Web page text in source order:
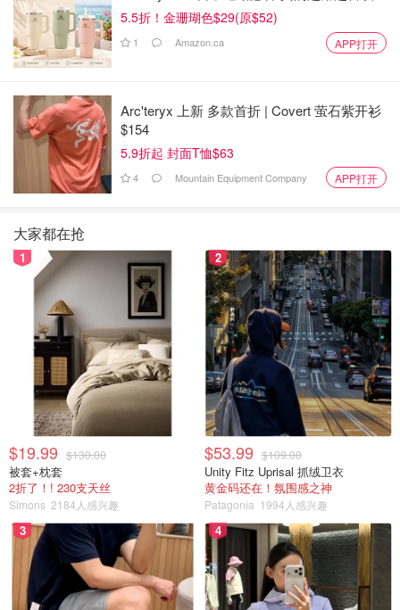
足量热门成分—全光谱油，为肌肤消炎维稳。再复配相应功
效成分，实现精准有效护肤！...
Wei_to_Liv 18 查看原帖
MĀSK创立于2019年，美国护肤品公司，应该属于比较年轻
的品牌。 MĀSK致力于以最纯正，真实的状态来创造舒适，
滋养和促进健康皮肤外观的产品来滋养皮肤和舒缓精神。 他
们的产品均采用美国养殖的汉麻制成。不含残酷，非转基因
成分，不含对羟基苯甲酸酯，合成香料，邻苯二甲酸盐，着
色剂和染料。 每种成为的原材料都是纯天然，每种成分都达
到EWG（美国环境工作组）认证标准。
5.5折！金珊瑚色$29(原$52)
1 Amazon.ca APP打开
Arc'teryx 上新 多款首折 | Covert 萤石紫开衫
$154
5.9折起 封面T恤$63
4 Mountain Equipment Company APP打开
大家都在抢
1
$19.99 $130.00
被套+枕套
2折了！! 230支天丝
Simons 2184人感兴趣
2
$53.99 $109.00
Unity Fitz Uprisal 抓绒卫衣
黄金码还在！氛围感之神
Patagonia 1994人感兴趣
3 4